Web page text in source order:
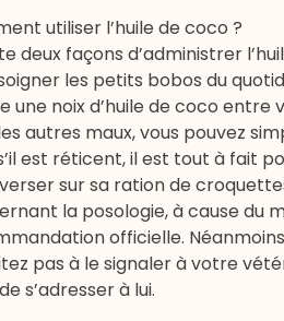
utiliser l’huile de coco ?
deux façons d’administrer
les petits bobos du
une noix d’huile de coco
autres maux, vous pouvez
est réticent, il est tout à fait
sur sa ration de
la posologie, à cause du
officielle.
pas à le signaler à votre
s’adresser à lui.